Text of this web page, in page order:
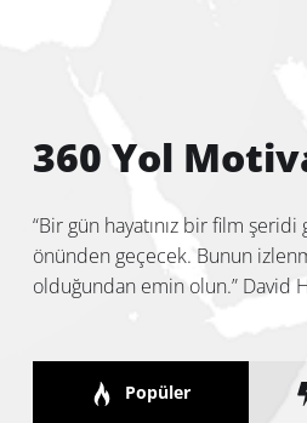
360 Yol
“Bir gün hayatınız bir film
önünden geçecek. Bunun
olduğundan emin olun.” David
Popüler